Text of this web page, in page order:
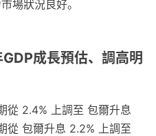
場狀況良好。
成長預估、調高明
從 2.4% 上調至 包爾升息
從 包爾升息 2.2% 上調至